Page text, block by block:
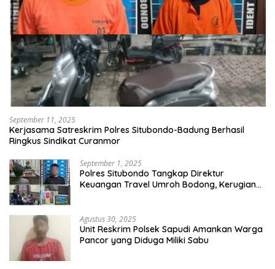
September 11, 2025
Kerjasama Satreskrim Polres Situbondo-Badung Berhasil
Ringkus Sindikat Curanmor
September 1, 2025
Polres Situbondo Tangkap Direktur
Keuangan Travel Umroh Bodong, Kerugian
Agustus 30, 2025
Unit Reskrim Polsek Sapudi Amankan Warga
Pancor yang Diduga Miliki Sabu